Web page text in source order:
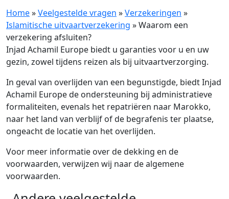
Home»Veelgestelde vragen »Verzekeringen »
Islamitische uitvaartverzekering »Waarom een
verzekering afsluiten?
Injad Achamil Europe biedt u garanties voor u en uw
gezin, zowel tijdens reizen als bij uitvaartverzorging.
In geval van overlijden van een begunstigde, biedt Injad
Achamil Europe de ondersteuning bij administratieve
formaliteiten, evenals het repatriëren naar Marokko,
naar het land van verblijf of de begrafenis ter plaatse,
ongeacht de locatie van het overlijden.
Voor meer informatie over de dekking en de
voorwaarden, verwijzen wij naar de algemene
voorwaarden.